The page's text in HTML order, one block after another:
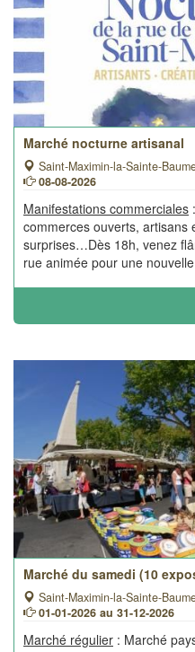
Marché nocturne artisanal
Saint-Maximin-la-Sainte-
08-08-2026
Manifestations commerciales
commerces ouverts, artisans
surprises…Dès 18h, venez
rue animée pour une
Marché du samedi (10
Saint-Maximin-la-Sainte-
01-01-2026 au 31-12-2026
Marché régulier : Marché